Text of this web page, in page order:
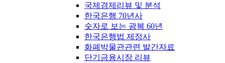
국제경제리뷰 및 분석
한국은행 70년사
숫자로 보는 광복 60년
한국은행법 제정사
화폐박물관관련 발간자료
단기금융시장 리뷰